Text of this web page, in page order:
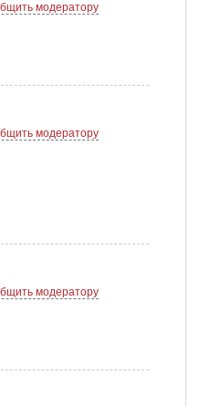
модератору
модератору
модератору